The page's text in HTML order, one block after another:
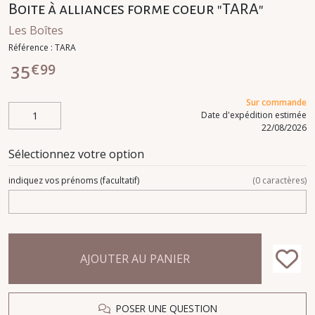
Boite à alliances forme coeur "TARA"
Les Boîtes
Référence : TARA
35€99
Sur commande
Date d'expédition estimée
22/08/2026
Sélectionnez votre option
indiquez vos prénoms (facultatif) (0 caractères)
AJOUTER AU PANIER
POSER UNE QUESTION